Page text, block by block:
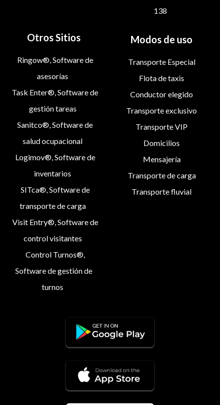
138
Modos de uso
Transporte Especial
Flota de taxis
Conductor elegido
Transporte exclusivo
Transporte VIP
Domicilios
Mensajería
Transporte de carga
Transporte fluvial
Otros Sitios
Ringow®, Software de
asesorías
Task Enter®, Software de
gestión tareas
Sanitco®, Software de
salud ocupacional
Logimov®, Software de
inventarios
SITca®, Software de
transporte de carga
Visit Entry®, Software de
control visitantes
Control Turnos®,
Software de gestión de
turnos